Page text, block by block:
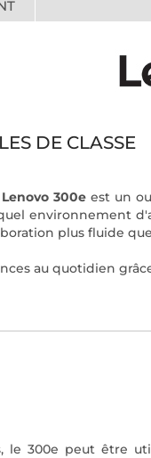
DE CLASSE
Lenovo 300eest un
environnement
plus fluide
au quotidien
300e peut être